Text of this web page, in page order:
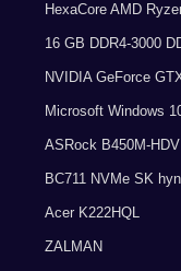
HexaCore AMD
16 GB DDR4-3000
NVIDIA GeForce
Microsoft Windows
ASRock B450M-
BC711 NVMe SK
Acer K222HQL
ZALMAN